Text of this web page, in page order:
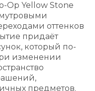
Op Yellow Stone
оттенков
придаёт
который по-
изменении
предметов.